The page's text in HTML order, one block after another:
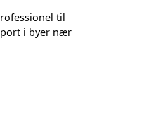
til
i byer nær